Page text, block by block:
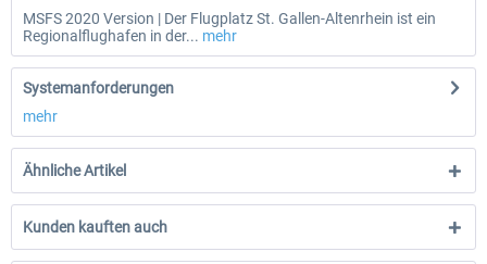
MSFS 2020 Version | Der Flugplatz St. Gallen-Altenrhein ist ein
Regionalflughafen in der... mehr
Systemanforderungen
mehr
Ähnliche Artikel
Kunden kauften auch